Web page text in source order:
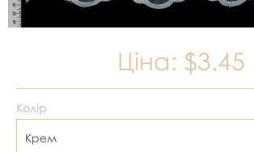
Ціна: $3.45
Колір
Крем